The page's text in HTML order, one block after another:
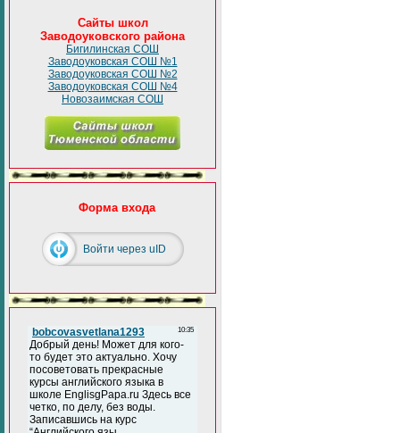
Сайты школ
Заводоуковского района
Бигилинская СОШ
Заводоуковская СОШ №1
Заводоуковская СОШ №2
Заводоуковская СОШ №4
Новозаимская СОШ
Форма входа
Войти через uID